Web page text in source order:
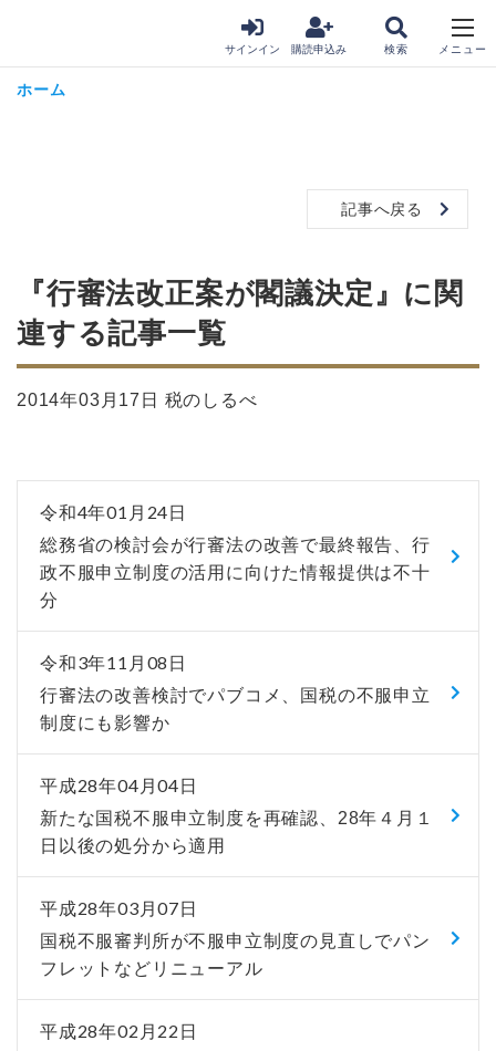
サインイン 購読申込み
ホーム
記事へ戻る
『行審法改正案が閣議決定』に関
連する記事一覧
2014年03月17日 税のしるべ
令和4年01月24日
総務省の検討会が行審法の改善で最終報告、行
政不服申立制度の活用に向けた情報提供は不十
分
令和3年11月08日
行審法の改善検討でパブコメ、国税の不服申立
制度にも影響か
平成28年04月04日
新たな国税不服申立制度を再確認、28年４月１
日以後の処分から適用
平成28年03月07日
国税不服審判所が不服申立制度の見直しでパン
フレットなどリニューアル
平成28年02月22日